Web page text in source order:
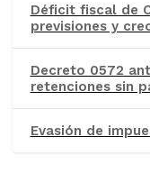
Déficit fiscal de
previsiones y
Decreto 0572
retenciones sin
Evasión de